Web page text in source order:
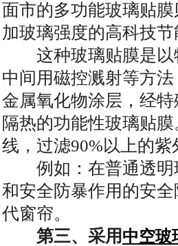
面市的多功能玻璃贴
加玻璃强度的高科技节
这种玻璃贴膜是以
中间用磁控溅射等方
金属氧化物涂层，经
隔热的功能性玻璃贴
线，过滤90%以上的
例如：在普通透明
和安全防暴作用的安
代窗帘。
第三、采用中空玻